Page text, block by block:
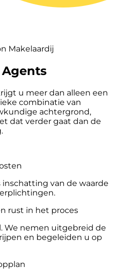
Makelaardij
u meer dan alleen een
combinatie van
achtergrond,
dat verder gaat dan de
van de waarde
rust in het proces
We nemen uitgebreid de
en begeleiden u op